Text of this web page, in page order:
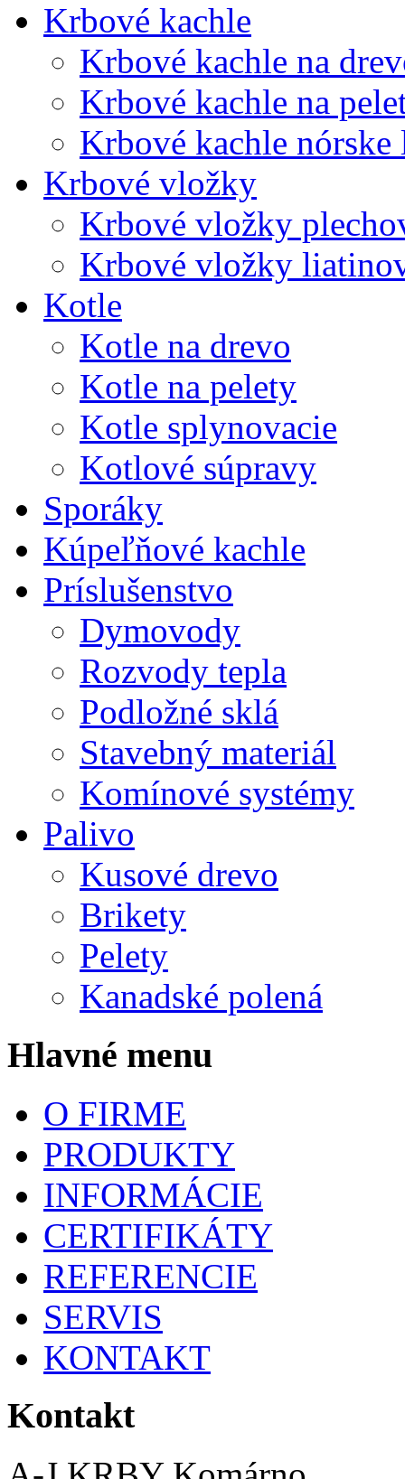
Krbové kachle
Krbové kachle na
Krbové kachle na
Krbové kachle
Krbové vložky
Krbové vložky
Krbové vložky
Kotle
Kotle na drevo
Kotle na pelety
Kotle splynovacie
Kotlové súpravy
Sporáky
Kúpeľňové kachle
Príslušenstvo
Dymovody
Rozvody tepla
Podložné sklá
Stavebný materiál
Komínové systémy
Palivo
Kusové drevo
Brikety
Pelety
Kanadské polená
Hlavné menu
O FIRME
PRODUKTY
INFORMÁCIE
CERTIFIKÁTY
REFERENCIE
SERVIS
KONTAKT
Kontakt